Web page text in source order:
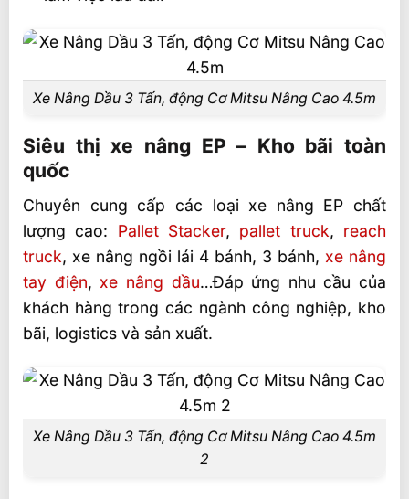
Xe Nâng Dầu 3 Tấn, động Cơ Mitsu Nâng Cao 4.5m
Siêu thị xe nâng EP – Kho bãi toàn
quốc
Chuyên cung cấp các loại xe nâng EP chất
lượng cao: Pallet Stacker, pallet truck, reach
truck, xe nâng ngồi lái 4 bánh, 3 bánh, xe nâng
tay điện, xe nâng dầu…Đáp ứng nhu cầu của
khách hàng trong các ngành công nghiệp, kho
bãi, logistics và sản xuất.
Xe Nâng Dầu 3 Tấn, động Cơ Mitsu Nâng Cao 4.5m
2